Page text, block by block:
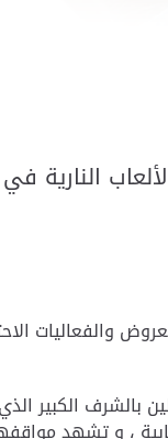
النارية
والفعاليات
بالشرف الكبير
، و تشهد